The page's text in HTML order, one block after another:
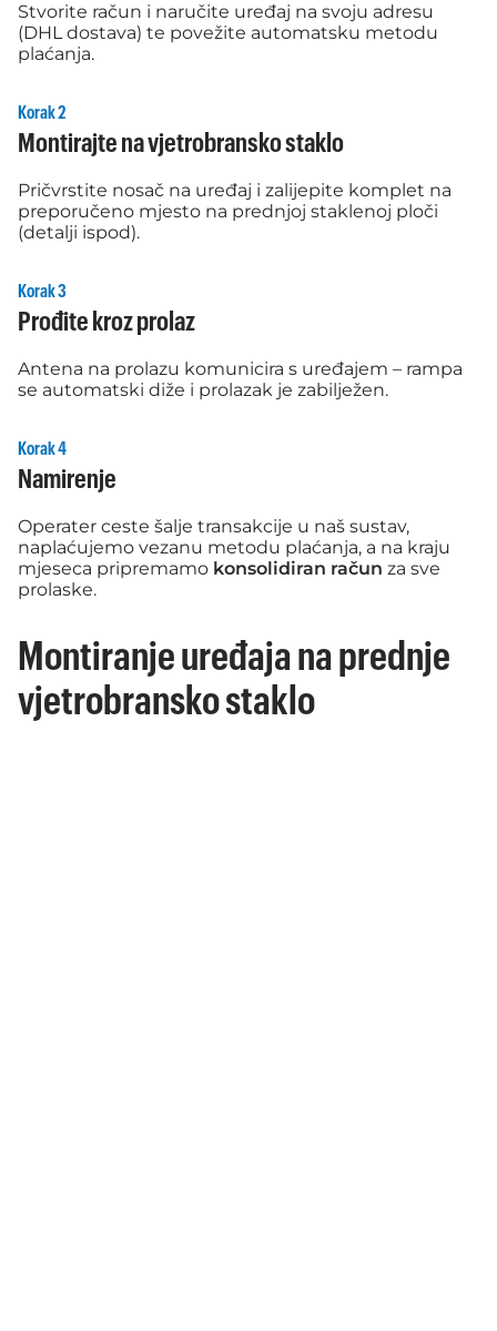
Stvorite račun i naručite uređaj na svoju adresu
(DHL dostava) te povežite automatsku metodu
plaćanja.
Korak 2
Montirajte na vjetrobransko staklo
Pričvrstite nosač na uređaj i zalijepite komplet na
preporučeno mjesto na prednjoj staklenoj ploči
(detalji ispod).
Korak 3
Prođite kroz prolaz
Antena na prolazu komunicira s uređajem – rampa
se automatski diže i prolazak je zabilježen.
Korak 4
Namirenje
Operater ceste šalje transakcije u naš sustav,
naplaćujemo vezanu metodu plaćanja, a na kraju
mjeseca pripremamo konsolidiran račun za sve
prolaske.
Montiranje uređaja na prednje
vjetrobransko staklo